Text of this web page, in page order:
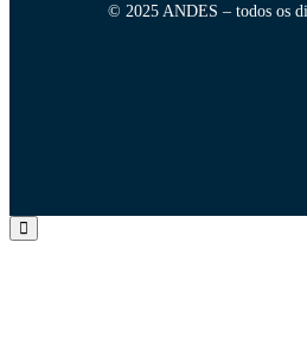
© 2025 ANDES – todos os